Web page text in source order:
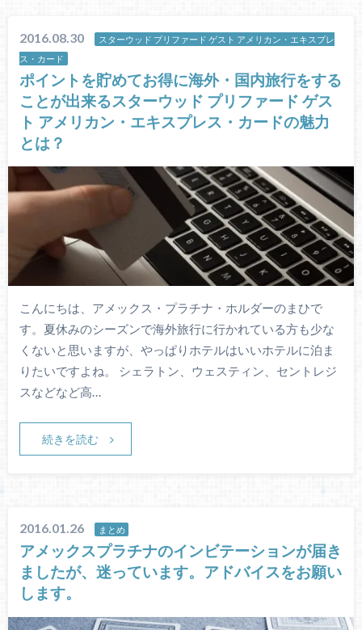
2016.08.30
スターウッド プリファード ゲスト アメリカン・エキスプレ
ス・カード
ポイントを貯めてお得に海外・国内旅行をする
ことが出来るスターウッド プリファード ゲス
ト アメリカン・エキスプレス・カードの魅力
とは？
こんにちは、アメックス・プラチナ・ホルダーのまひで
す。夏休みのシーズンで海外旅行に行かれている方も少な
くないと思いますが、やっぱりホテルはいいホテルに泊ま
りたいですよね。 シェラトン、ウェスティン、セントレジ
スなどなど高…
続きを読む
2016.01.26 まとめ
アメックスプラチナのインビテーションが届き
ましたが、迷っています。アドバイスをお願い
します。